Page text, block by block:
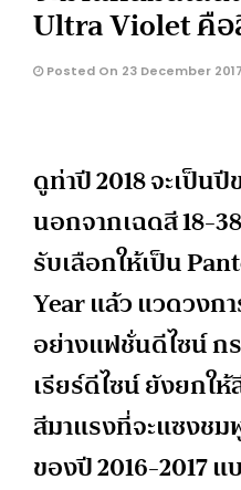
Ultra Violet คื
Posted On 23 December 2017
ดูท่าปี 2018 จะเป็น
นอกจากเฉดสี 18-
รับเลือกให้เป็น
Year แล้ว แวดวง
อย่างแฟชั่นดีไซน์
เรียร์ดีไซน์ ยังยกใ
สีมาแรงที่จะแซงช
ของปี 2016-2017